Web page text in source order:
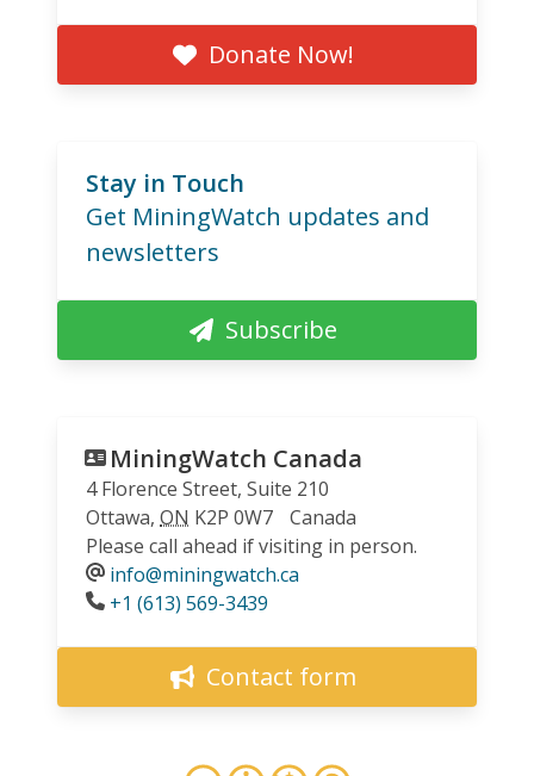
Donate Now!
Stay in Touch
Get MiningWatch updates and
newsletters
Subscribe
MiningWatch Canada
4 Florence Street, Suite 210
Ottawa, ON K2P 0W7
Canada
Please call ahead if visiting in person.
info@miningwatch.ca
Phone
+1 (613) 569-3439
Contact form